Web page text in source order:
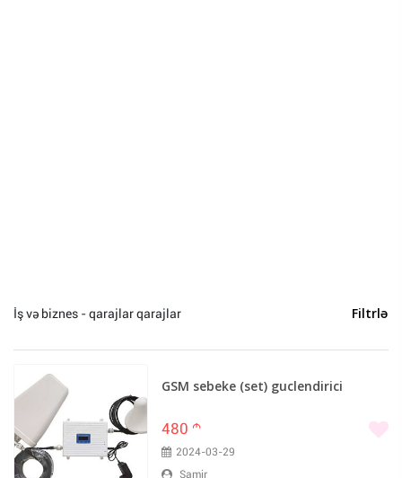
İş və biznes - qarajlar qarajlar Filtrlə
GSM sebeke (set) guclendirici
480 m
2024-03-29
Samir